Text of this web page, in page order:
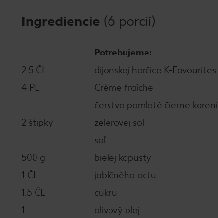
Ingrediencie (6 porcií)
Potrebujeme:
2.5 ČL
dijonskej horčice K-Favourites
4 PL
Crème fraîche
čerstvo pomleté čierne
2 štipky
zelerovej soli
soľ
500 g
bielej kapusty
1 ČL
jablčného octu
1.5 ČL
cukru
1
olivový olej